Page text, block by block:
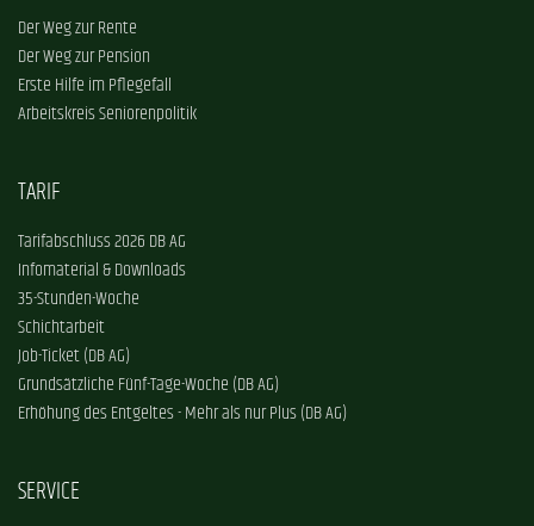
Der Weg zur Rente
Der Weg zur Pension
Erste Hilfe im Pflegefall
Arbeitskreis Seniorenpolitik
TARIF
Tarifabschluss 2026 DB AG
Infomaterial & Downloads
35-Stunden-Woche
Schichtarbeit
Job-Ticket (DB AG)
Grundsätzliche Fünf-Tage-Woche (DB AG)
Erhöhung des Entgeltes - Mehr als nur Plus (DB AG)
SERVICE